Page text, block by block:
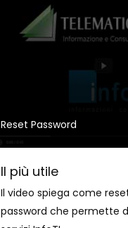
Reset Password
Il più utile
Il video spiega come
password che permette